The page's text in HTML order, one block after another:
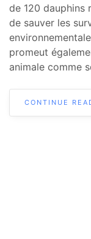
de 120 dauphins
de sauver les
promeut
animale comme
CONTINUE